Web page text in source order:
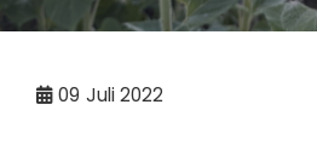
09 Juli 2022